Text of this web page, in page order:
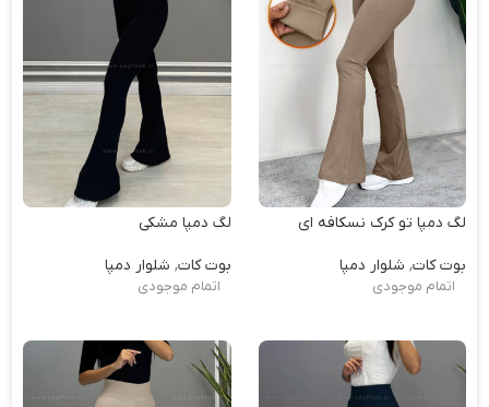
لگ دمپا تو کرک نسکافه ای
بوت کات, شلوار دمپا
اتمام موجودی
لگ دمپا مشکی
بوت کات, شلوار دمپا
اتمام موجودی